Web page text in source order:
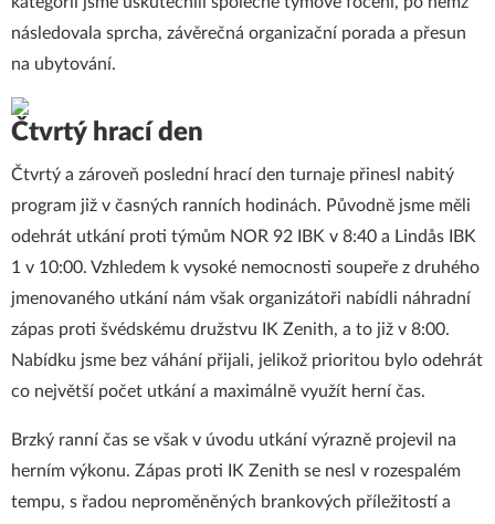
následovala sprcha, závěrečná organizační porada a přesun
na ubytování.
Čtvrtý hrací den
Čtvrtý a zároveň poslední hrací den turnaje přinesl nabitý
program již v časných ranních hodinách. Původně jsme měli
odehrát utkání proti týmům NOR 92 IBK v 8:40 a Lindås IBK
1 v 10:00. Vzhledem k vysoké nemocnosti soupeře z druhého
jmenovaného utkání nám však organizátoři nabídli náhradní
zápas proti švédskému družstvu IK Zenith, a to již v 8:00.
Nabídku jsme bez váhání přijali, jelikož prioritou bylo odehrát
co největší počet utkání a maximálně využít herní čas.
Brzký ranní čas se však v úvodu utkání výrazně projevil na
herním výkonu. Zápas proti IK Zenith se nesl v rozespalém
tempu, s řadou neproměněných brankových příležitostí a